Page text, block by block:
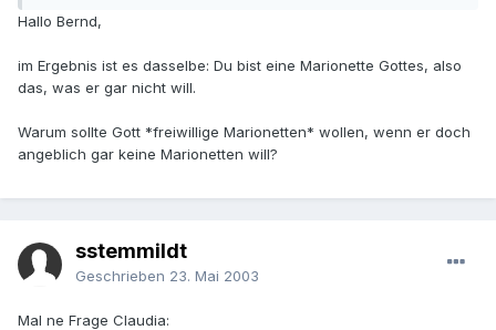
Hallo Bernd,
im Ergebnis ist es dasselbe: Du bist eine Marionette Gottes, also
das, was er gar nicht will.
Warum sollte Gott *freiwillige Marionetten* wollen, wenn er doch
angeblich gar keine Marionetten will?
sstemmildt
Geschrieben 23. Mai 2003
Mal ne Frage Claudia: